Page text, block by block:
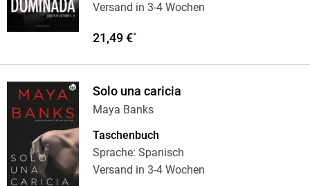
Versand in 3-4 Wochen
21,49 €*
Solo una caricia
Maya Banks
Taschenbuch
Sprache: Spanisch
Versand in 3-4 Wochen